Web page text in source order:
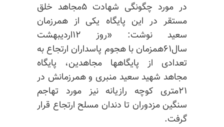
در مورد چگونگی شهادت ۵مجاهد خلق
مستقر در این پایگاه یکی از همرزمان
سعید نوشت: «روز ۱۲اردیبهشت
سال۶۱همزمان با هجوم پاسداران ارتجاع به
تعدادی از پایگاهها مجاهدین، پایگاه
مجاهد شهید سعید منبری و همرزمانش در
۲۱متری کوچه رازیانه نیز مورد تهاجم
سنگین مزدوران تا دندان مسلح ارتجاع قرار
گرفت.